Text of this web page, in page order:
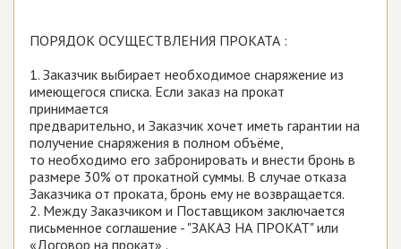
ПОРЯДОК ОСУЩЕСТВЛЕНИЯ ПРОКАТА :
1. Заказчик выбирает необходимое снаряжение из
имеющегося списка. Если заказ на прокат
принимается
предварительно, и Заказчик хочет иметь гарантии на
получение снаряжения в полном объёме,
то необходимо его забронировать и внести бронь в
размере 30% от прокатной суммы. В случае отказа
Заказчика от проката, бронь ему не возвращается.
2. Между Заказчиком и Поставщиком заключается
письменное соглашение - "ЗАКАЗ НА ПРОКАТ" или
«Договор на прокат» .